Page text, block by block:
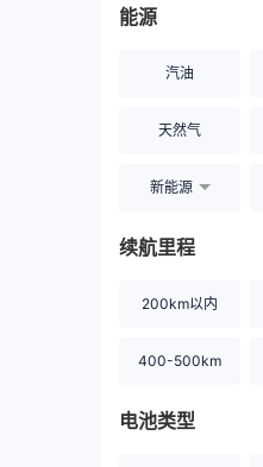
能源
汽油
天然气
新能源
续航里程
200km以内
400-500km
电池类型